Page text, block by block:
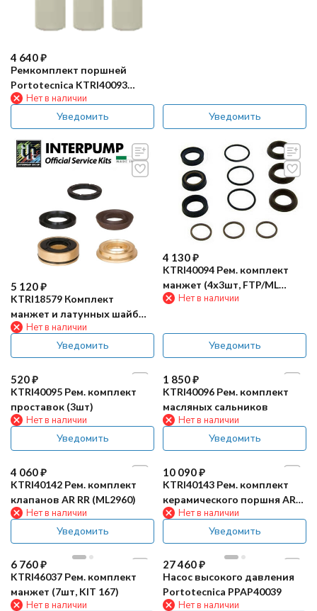
4 640₽
Ремкомплект поршней
Portotecnica KTRI40093
(3шт, FTP/ML 2860)
Нет в наличии
Уведомить Уведомить
5 120₽
KTRI18579 Комплект
манжет и латунных шайб
(Ф20, KIT 28)
Нет в наличии
Уведомить
4 130₽
KTRI40094 Рем. комплект
манжет (4х3шт, FTP/ML
2860)Нет в наличии
Уведомить
520₽
KTRI40095 Рем. комплект
проставок (3шт)
Нет в наличии
Уведомить
1 850₽
KTRI40096 Рем. комплект
масляных сальников
Нет в наличии
Уведомить
4 060₽
KTRI40142 Рем. комплект
клапанов AR RR (ML2960)
Нет в наличии
Уведомить
10 090₽
KTRI40143 Рем. комплект
керамического поршня AR
RR (3шт, ML2960)
Нет в наличии
Уведомить
6 760₽
KTRI46037 Рем. комплект
манжет (7шт, KIT 167)
Нет в наличии
27 460₽
Насос высокого давления
Portotecnica PPAP40039
Нет в наличии